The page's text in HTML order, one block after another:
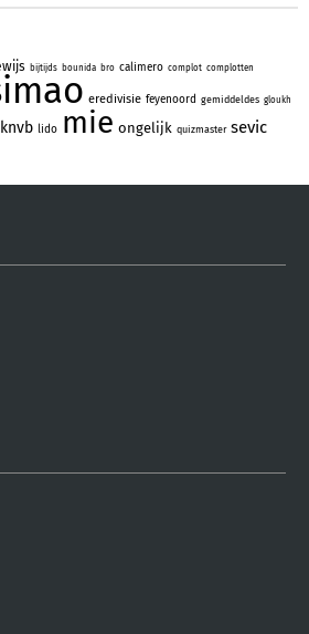
bijtijds bounida bro calimero complot complotten
eredivisie feyenoord gemiddeldes gloukh
knvb lido mie ongelijk quizmaster sevic